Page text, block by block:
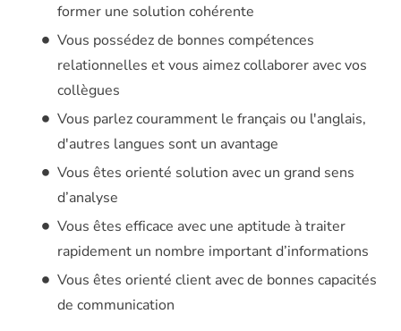
former une solution cohérente
Vous possédez de bonnes compétences
relationnelles et vous aimez collaborer avec vos
collègues
Vous parlez couramment le français ou l'anglais,
d'autres langues sont un avantage
Vous êtes orienté solution avec un grand sens
d’analyse
Vous êtes efficace avec une aptitude à traiter
rapidement un nombre important d’informations
Vous êtes orienté client avec de bonnes capacités
de communication